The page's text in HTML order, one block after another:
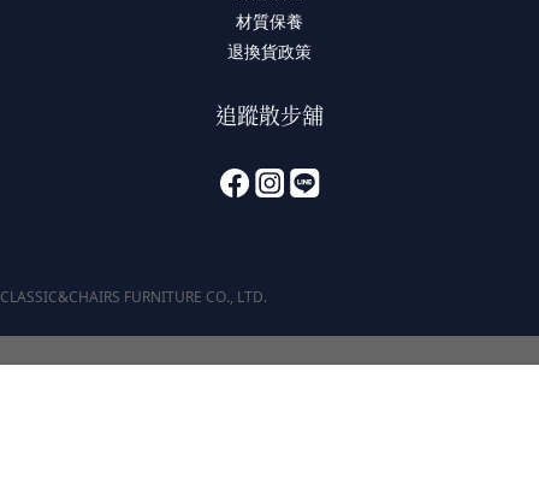
材質保養
退換貨政策
追蹤散步舖
CLASSIC&CHAIRS FURNITURE CO., LTD.